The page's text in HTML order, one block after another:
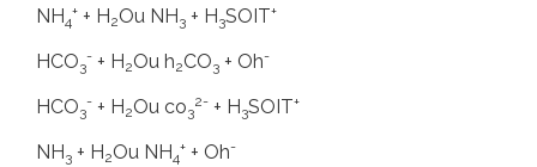
NH4
+ + H2Ou NH3 + H3SOIT+
HCO3
- + H2Ou h2CO3 + Oh-
HCO3
- + H2Ou co3
2- + H3SOIT+
NH3 + H2Ou NH4
+ + Oh-